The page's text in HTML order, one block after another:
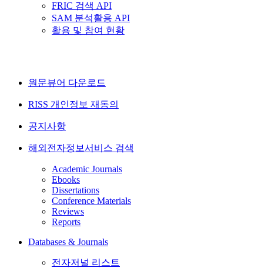
FRIC 검색 API
SAM 분석활용 API
활용 및 참여 현황
원문뷰어 다운로드
RISS 개인정보 재동의
공지사항
해외전자정보서비스 검색
Academic Journals
Ebooks
Dissertations
Conference Materials
Reviews
Reports
Databases & Journals
전자저널 리스트